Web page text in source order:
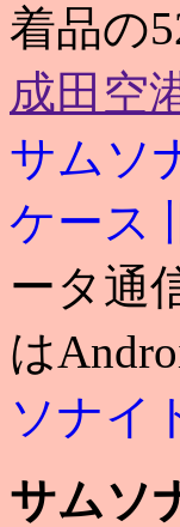
着品の
成田空
サムソ
ケース
ータ通
は
ソナイ
サムソ